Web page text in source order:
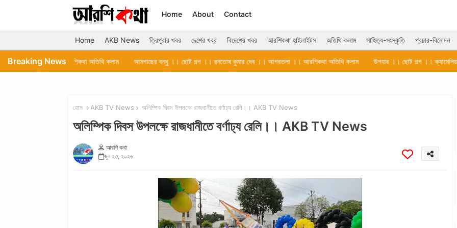
Home About Contact
Home AKB News ত্রিপুরার খবর দেশের খবর বিদেশের খবর আরশিকথা হাইলাইটস অতিথি কলাম সাহিত্য-সংস্কৃতি প্রচার-বিনোদন
Breaking News
আরশিকথা অতিথি কলাম আমগাছের বন্ধু ।। ছোট গল্প ।। রনতোষ কুমার দেব ।। আগরতলা ।। আরশিকথা অতিথি কলাম উপহার ।। ছোট গল্প ।। ক্যামেলিয়া ভট্টাচার্য ।।
হোম AKB TV News অলিম্পিক দিবস উপলক্ষে রাজধানীতে বর্ণাঢ্য রেলি।। AKB TV News
অলিম্পিক দিবস উপলক্ষে রাজধানীতে বর্ণাঢ্য রেলি।। AKB TV News
আরশি কথা
জুন ২৩, ২০২৬